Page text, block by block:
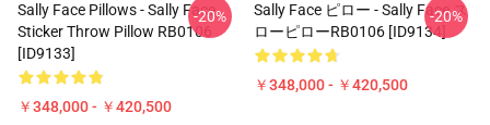
Sally Face Pillows - Sally Face
Sticker Throw Pillow RB0106
[ID9133]
￥348,000 - ￥420,500
-20%
Sally Face ピロー - Sally Face ス
ローピローRB0106 [ID9134]
￥348,000 - ￥420,500
-20%